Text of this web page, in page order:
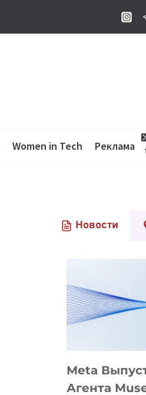
Women in Tech Реклама
Новости
Meta
Агента